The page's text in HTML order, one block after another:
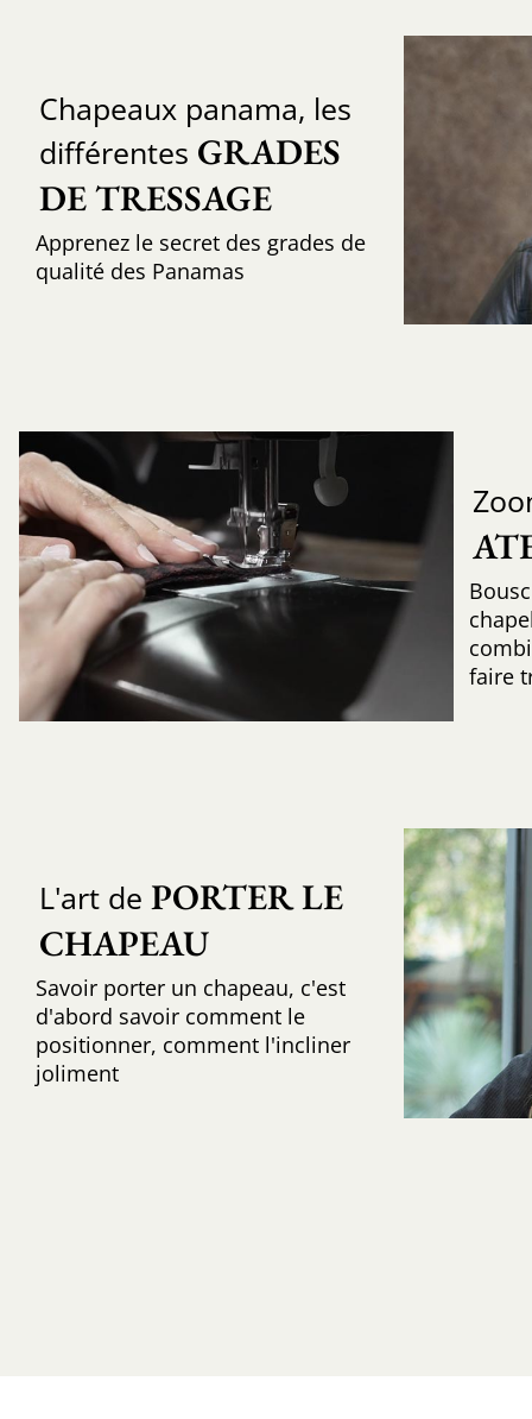
Chapeaux panama, les
différentes GRADES
DE TRESSAGE
Apprenez le secret des grades de
qualité des Panamas
faire
L'art de PORTER LE
CHAPEAU
Savoir porter un chapeau, c'est
d'abord savoir comment le
positionner, comment l'incliner
joliment